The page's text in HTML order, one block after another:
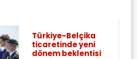
Türkiye-Belçika
ticaretinde yeni
dönem beklentisi